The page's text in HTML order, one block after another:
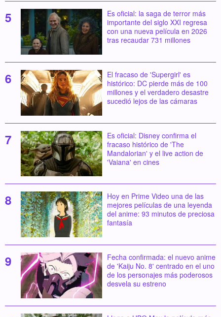
Es oficial: la saga de terror más
importante del siglo XXI regresa
con una nueva película en 2026
tras recaudar 731 millones
El fracaso de 'Supergirl' es
histórico: DC pierde más de 100
millones y el verdadero desastre
sucedió lejos de las cámaras
Es oficial: Disney confirma el
fracaso histórico de 'The
Mandalorian' y el live action de
'Vaiana' en cines
Hoy en Prime Video una de las
mejores películas de una leyenda
del anime: 93 minutos de preciosa
fantasía
Fecha confirmada: el nuevo anime
de 'Kaiju No. 8' centrado en el uno
de los personajes más poderosos
desvela su estreno